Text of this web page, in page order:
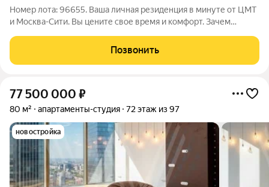
Номер лота: 96655. Ваша личная резиденция в минуте от ЦМТ
и Москва-Сити. Вы цените свое время и комфорт. Зачем
рабочих будней может находиться в пешей доступности от
офиса? Интерьер как
Позвонить
77 500 000 ₽
80 м² апартаменты-студия 72 этаж из 97
новостройка